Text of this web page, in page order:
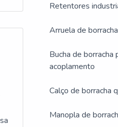
Retentores
Arruela de
Bucha de borracha
acoplamento
Calço de borracha
Manopla de